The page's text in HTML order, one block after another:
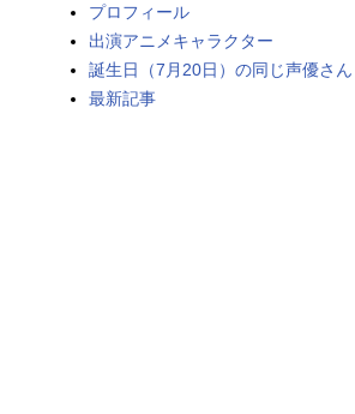
男性声優/女性声優一覧
プロフィール
出演アニメキャラクター
誕生日（7月20日）の同じ声優さん
最新記事